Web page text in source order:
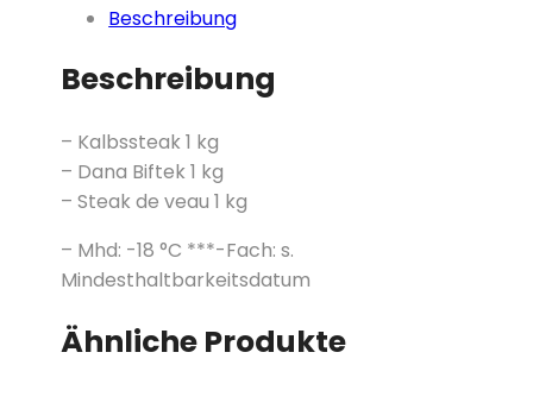
Beschreibung
Beschreibung
– Kalbssteak 1 kg
– Dana Biftek 1 kg
– Steak de veau 1 kg
– Mhd: -18 °C ***-Fach: s.
Mindesthaltbarkeitsdatum
Ähnliche Produkte